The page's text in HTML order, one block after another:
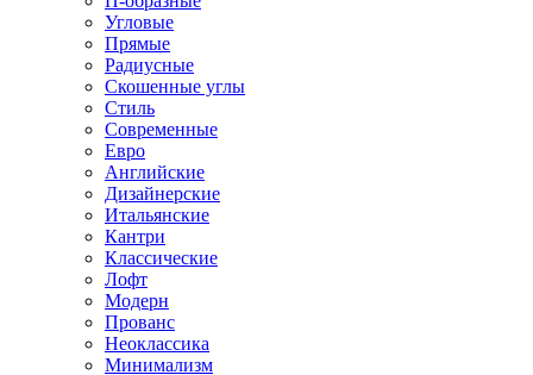
Угловые
Прямые
Радиусные
Скошенные углы
Стиль
Современные
Евро
Английские
Дизайнерские
Итальянские
Кантри
Классические
Лофт
Модерн
Прованс
Неоклассика
Минимализм